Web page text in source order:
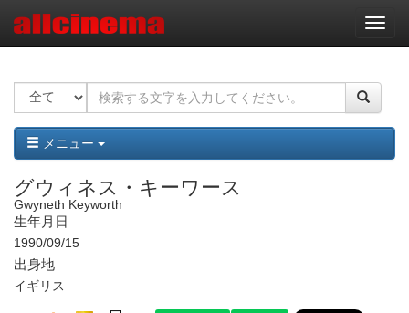
ナ
ビ
ー
ョ
ン
メニュー
グウィネス・キーワース
Gwyneth Keyworth
生年月日
1990/09/15
出身地
イギリス